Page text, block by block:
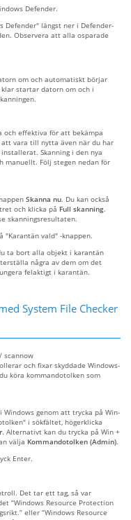
Defender.
Defender" längst ner i Defender-
Observera att alla osparade
om och automatiskt börjar
startar datorn om och i
och effektiva för att bekämpa
att vara till nytta även när du har
Skanning i den nya
manuellt. Följ stegen nedan för
Skanna nu. Du kan också
och klicka på Full skanning.
skanningsresultaten.
"Karantän vald" -knappen.
ta bort alla objekt i karantän
några av dem om det
felaktigt i karantän.
System File Checker
scannow
och fixar skyddade Windows-
köra kommandotolken som
genom att trycka på Win-
i sökfältet, högerklicka
. Alternativt kan du trycka på Win +
välja Kommandotolken (Admin).
Enter.
Det tar ett tag, så var
“Windows Resource Protection
eller “Windows Resource